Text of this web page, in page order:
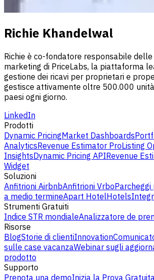
Richie Khandelwal
Richie è co-fondatore responsabile
marketing di PriceLabs, la piattaforma
gestione dei ricavi per proprietari e
gestisce attivamente oltre 500.000
paesi ogni giorno.
LinkedIn
Prodotti
Dynamic PricingMarket Dashboards
AnalyticsRevenue Estimator ProListing
InsightsDynamic Pricing APIRevenue
Widget
Soluzioni
Anfitrioni AirbnbAnfitrioni Vrbo
a medio termineApart HotelHotels
Strumenti Gratuiti
Indice STR mondialeAnalizzatore de
Risorse
BlogStorie di clientiInnovation
sulle case vacanzaWebinar sugli
prodotto
Supporto
Prenota una demoInizia la Prova Gratuita